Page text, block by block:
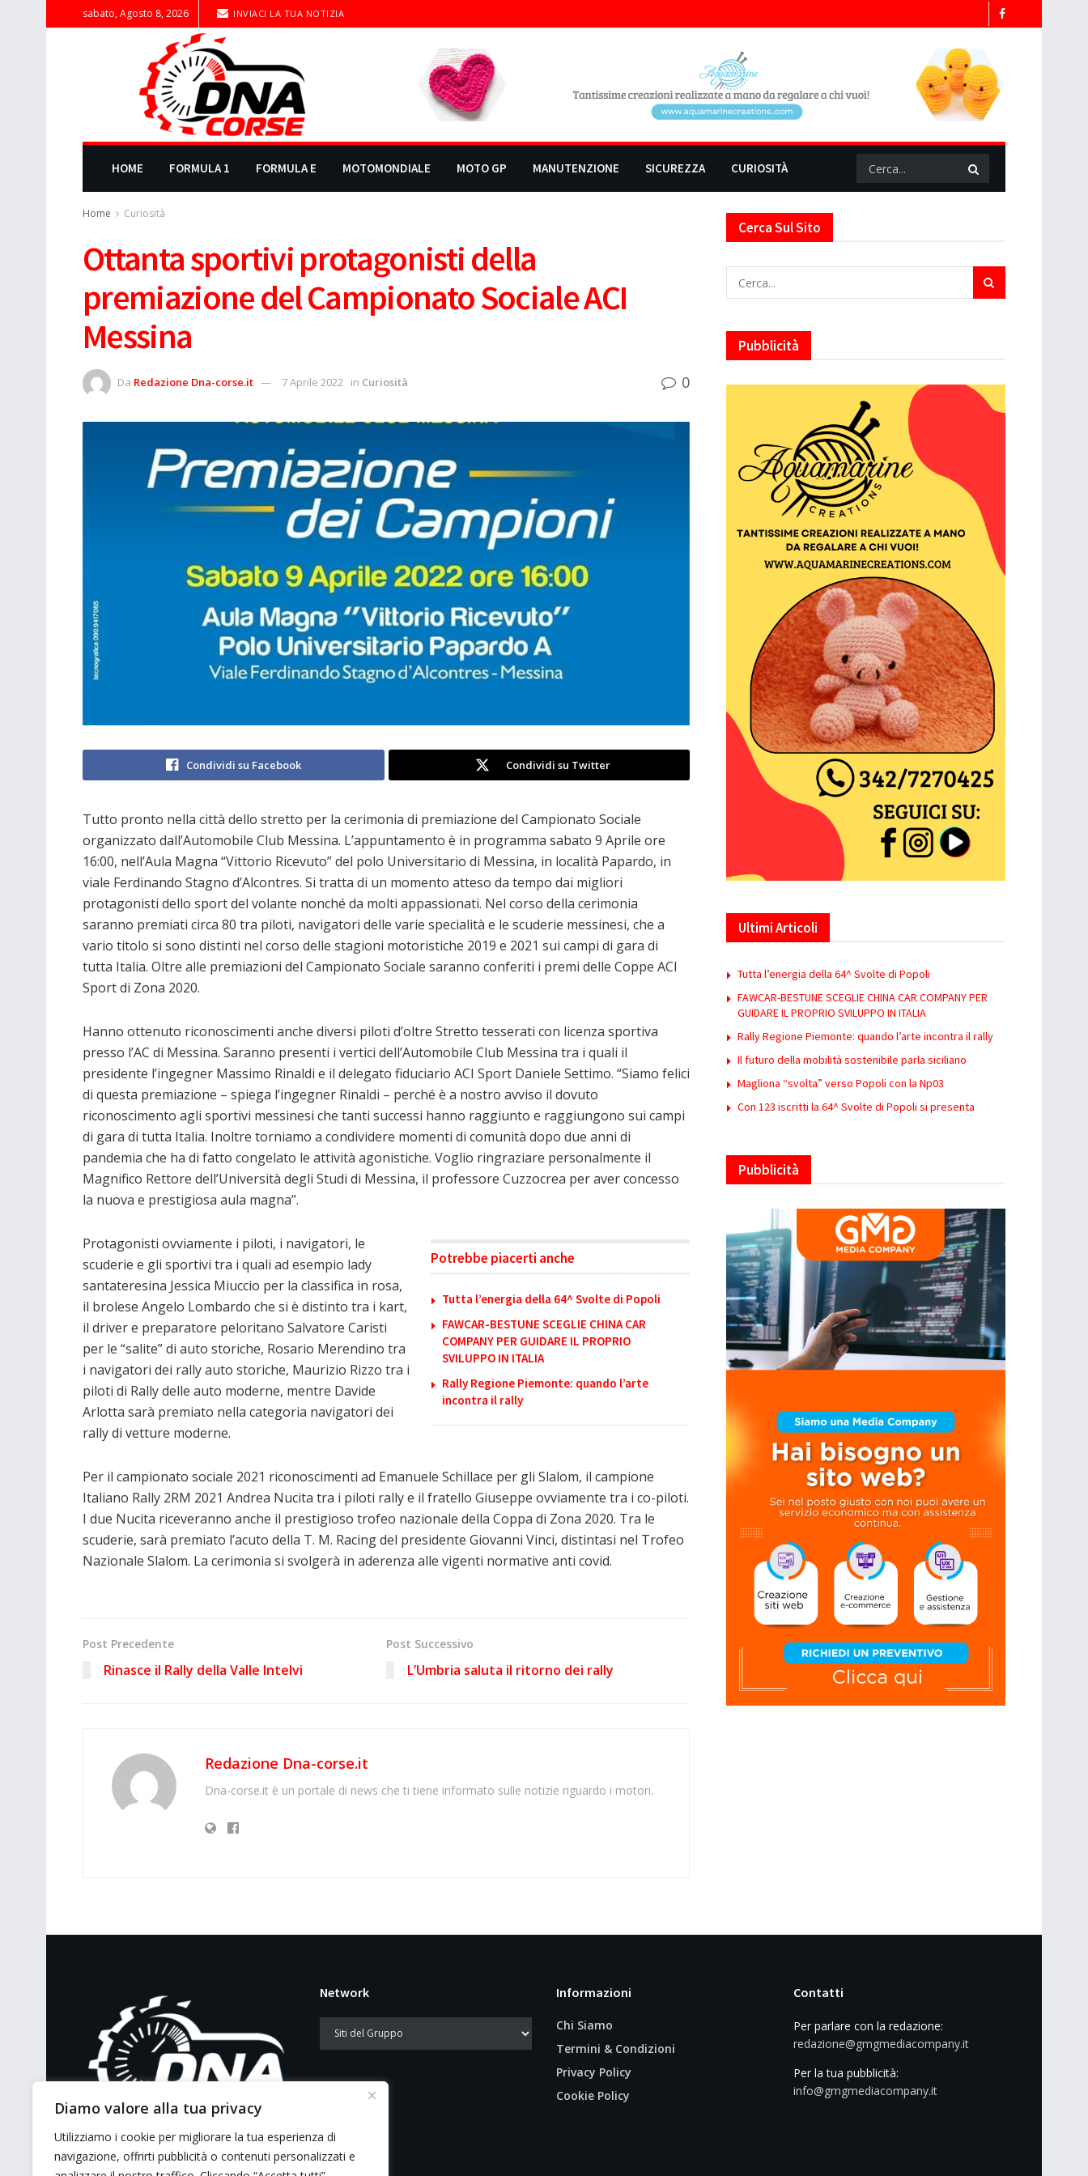
Diamo valore alla tua privacy
Utilizziamo i cookie per migliorare la tua esperienza di
navigazione, offrirti pubblicità o contenuti personalizzati e
sabato, Agosto 8, 2026 INVIACI LA TUA NOTIZIA
HOME FORMULA 1 FORMULA E MOTOMONDIALE MOTO GP MANUTENZIONE SICUREZZA CURIOSITÀ
Home Curiosità
Ottanta sportivi protagonisti della
premiazione del Campionato Sociale ACI
Messina
Da Redazione Dna-corse.it 7 Aprile 2022 in Curiosità 0
Condividi su Facebook Condividi su Twitter
Tutto pronto nella città dello stretto per la cerimonia di premiazione del Campionato Sociale
organizzato dall’Automobile Club Messina. L’appuntamento è in programma sabato 9 Aprile ore
16:00, nell’Aula Magna “Vittorio Ricevuto” del polo Universitario di Messina, in località Papardo, in
viale Ferdinando Stagno d’Alcontres. Si tratta di un momento atteso da tempo dai migliori
protagonisti dello sport del volante nonché da molti appassionati. Nel corso della cerimonia
saranno premiati circa 80 tra piloti, navigatori delle varie specialità e le scuderie messinesi, che a
vario titolo si sono distinti nel corso delle stagioni motoristiche 2019 e 2021 sui campi di gara di
tutta Italia. Oltre alle premiazioni del Campionato Sociale saranno conferiti i premi delle Coppe ACI
Sport di Zona 2020.
Hanno ottenuto riconoscimenti anche diversi piloti d’oltre Stretto tesserati con licenza sportiva
presso l’AC di Messina. Saranno presenti i vertici dell’Automobile Club Messina tra i quali il
presidente l’ingegner Massimo Rinaldi e il delegato fiduciario ACI Sport Daniele Settimo. “Siamo felici
di questa premiazione – spiega l’ingegner Rinaldi – perché è a nostro avviso il dovuto
riconoscimento agli sportivi messinesi che tanti successi hanno raggiunto e raggiungono sui campi
di gara di tutta Italia. Inoltre torniamo a condividere momenti di comunità dopo due anni di
pandemia che ha di fatto congelato le attività agonistiche. Voglio ringraziare personalmente il
Magnifico Rettore dell’Università degli Studi di Messina, il professore Cuzzocrea per aver concesso
la nuova e prestigiosa aula magna”.
Potrebbe piacerti anche
Tutta l’energia della 64^ Svolte di Popoli
FAWCAR-BESTUNE SCEGLIE CHINA CAR
COMPANY PER GUIDARE IL PROPRIO
SVILUPPO IN ITALIA
Rally Regione Piemonte: quando l’arte
incontra il rally
Protagonisti ovviamente i piloti, i navigatori, le
scuderie e gli sportivi tra i quali ad esempio lady
santateresina Jessica Miuccio per la classifica in rosa,
il brolese Angelo Lombardo che si è distinto tra i kart,
il driver e preparatore peloritano Salvatore Caristi
per le “salite” di auto storiche, Rosario Merendino tra
i navigatori dei rally auto storiche, Maurizio Rizzo tra i
piloti di Rally delle auto moderne, mentre Davide
Arlotta sarà premiato nella categoria navigatori dei
rally di vetture moderne.
Per il campionato sociale 2021 riconoscimenti ad Emanuele Schillace per gli Slalom, il campione
Italiano Rally 2RM 2021 Andrea Nucita tra i piloti rally e il fratello Giuseppe ovviamente tra i co-piloti.
I due Nucita riceveranno anche il prestigioso trofeo nazionale della Coppa di Zona 2020. Tra le
scuderie, sarà premiato l’acuto della T. M. Racing del presidente Giovanni Vinci, distintasi nel Trofeo
Nazionale Slalom. La cerimonia si svolgerà in aderenza alle vigenti normative anti covid.
Post Precedente
Rinasce il Rally della Valle Intelvi
Post Successivo
L’Umbria saluta il ritorno dei rally
Redazione Dna-corse.it
Dna-corse.it è un portale di news che ti tiene informato sulle notizie riguardo i motori.
Cerca Sul Sito
Pubblicità
Ultimi Articoli
Tutta l’energia della 64^ Svolte di Popoli
FAWCAR-BESTUNE SCEGLIE CHINA CAR COMPANY PER
GUIDARE IL PROPRIO SVILUPPO IN ITALIA
Rally Regione Piemonte: quando l’arte incontra il rally
Il futuro della mobilità sostenibile parla siciliano
Magliona “svolta” verso Popoli con la Np03
Con 123 iscritti la 64^ Svolte di Popoli si presenta
Pubblicità
E’ un portale di news ai sensi del D.L.
7/5/2001 n. 62
Network Informazioni
Chi Siamo
Termini & Condizioni
Privacy Policy
Cookie Policy
Contatti
Per parlare con la redazione:
redazione@gmgmediacompany.it
Per la tua pubblicità:
info@gmgmediacompany.it